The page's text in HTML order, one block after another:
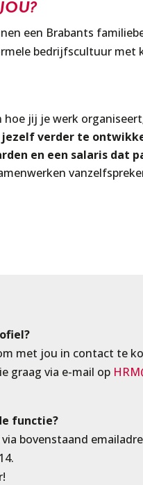
een Brabants
bedrijfscultuur met
hoe jij je werk
verder te
en een salaris dat
met jou in contact te
graag via e-mail op
functie?
bovenstaand